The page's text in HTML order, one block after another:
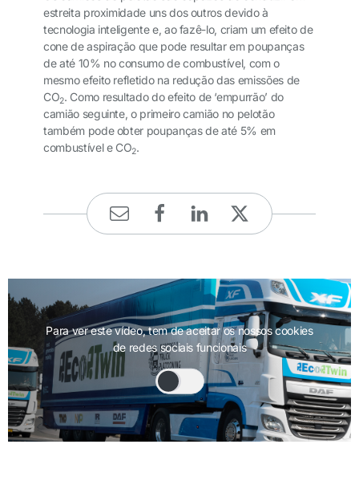
estreita proximidade uns dos outros devido à
tecnologia inteligente e, ao fazê-lo, criam um efeito de
cone de aspiração que pode resultar em poupanças
de até 10% no consumo de combustível, com o
mesmo efeito refletido na redução das emissões de
CO2. Como resultado do efeito de ‘empurrão’ do
camião seguinte, o primeiro camião no pelotão
também pode obter poupanças de até 5% em
combustível e CO2.
Para ver este vídeo, tem de aceitar os nossos cookies
de redes sociais funcionais